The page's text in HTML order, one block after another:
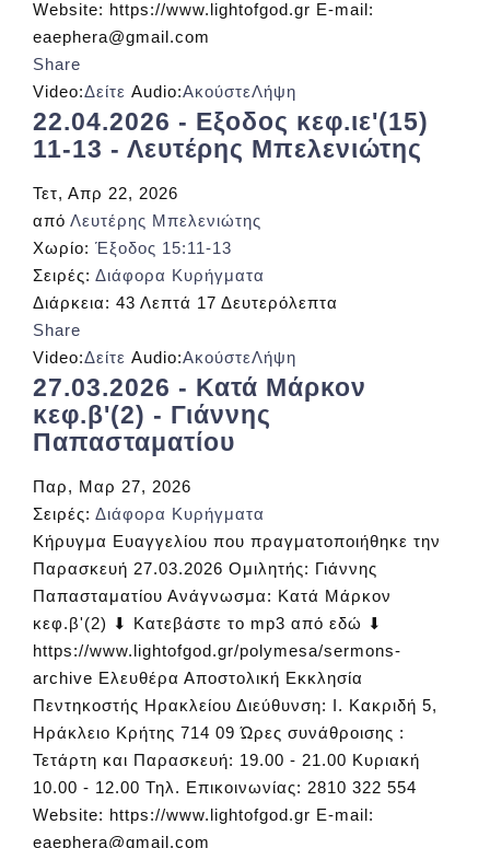
Website: https://www.lightofgod.gr E-mail:
eaephera@gmail.com
Share
Video:Δείτε Audio:ΑκούστεΛήψη
22.04.2026 - Εξοδος κεφ.ιε'(15)
11-13 - Λευτέρης Μπελενιώτης
Τετ, Απρ 22, 2026
από Λευτέρης Μπελενιώτης
Χωρίο: Έξοδος 15:11-13
Σειρές: Διάφορα Κυρήγματα
Διάρκεια: 43 Λεπτά 17 Δευτερόλεπτα
Share
Video:Δείτε Audio:ΑκούστεΛήψη
27.03.2026 - Κατά Μάρκον
κεφ.β'(2) - Γιάννης
Παπασταματίου
Παρ, Μαρ 27, 2026
Σειρές: Διάφορα Κυρήγματα
Κήρυγμα Ευαγγελίου που πραγματοποιήθηκε την
Παρασκευή 27.03.2026 Ομιλητής: Γιάννης
Παπασταματίου Ανάγνωσμα: Κατά Μάρκον
κεφ.β'(2) ⬇ Κατεβάστε το mp3 από εδώ ⬇
https://www.lightofgod.gr/polymesa/sermons-
archive Ελευθέρα Αποστολική Εκκλησία
Πεντηκοστής Ηρακλείου Διεύθυνση: Ι. Κακριδή 5,
Ηράκλειο Κρήτης 714 09 Ώρες συνάθροισης :
Τετάρτη και Παρασκευή: 19.00 - 21.00 Κυριακή
10.00 - 12.00 Τηλ. Επικοινωνίας: 2810 322 554
Website: https://www.lightofgod.gr E-mail:
eaephera@gmail.com